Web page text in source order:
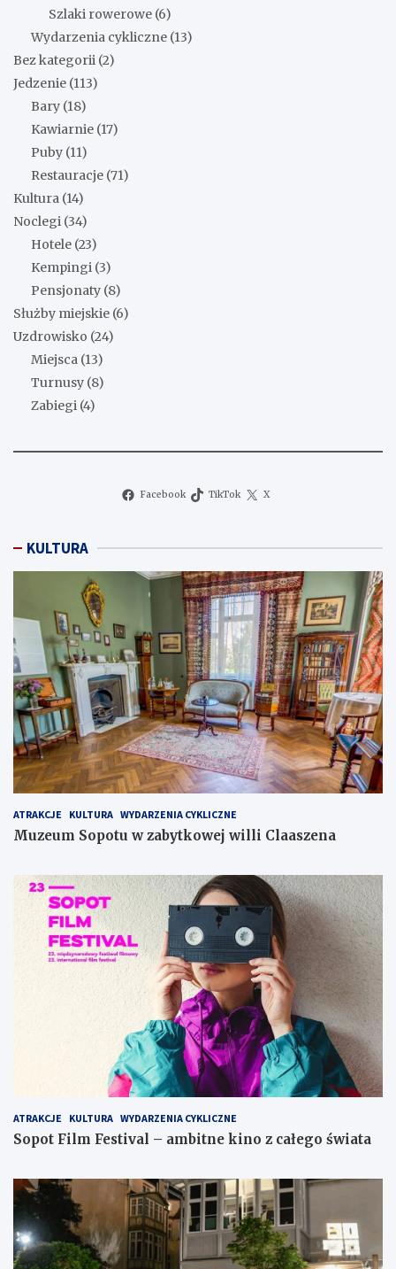
Szlaki rowerowe (6)
Wydarzenia cykliczne (13)
Bez kategorii (2)
Jedzenie (113)
Bary (18)
Kawiarnie (17)
Puby (11)
Restauracje (71)
Kultura (14)
Noclegi (34)
Hotele (23)
Kempingi (3)
Pensjonaty (8)
Służby miejskie (6)
Uzdrowisko (24)
Miejsca (13)
Turnusy (8)
Zabiegi (4)
Facebook TikTok X
KULTURA
ATRAKCJE KULTURA WYDARZENIA CYKLICZNE
Muzeum Sopotu w zabytkowej willi Claaszena
ATRAKCJE KULTURA WYDARZENIA CYKLICZNE
Sopot Film Festival – ambitne kino z całego świata